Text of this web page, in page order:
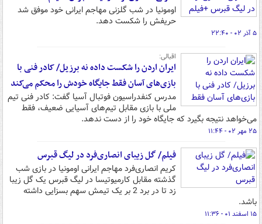
اومونیا در شب گلزنی مهاجم ایرانی خود موفق شد
حریفش را شکست دهد.
۵ آذر ۰۲ - ۲۲:۴۰
اقبالی:
ایران اردن را شکست داده نه برزیل/ کادر فنی با
بازی‌های آسان فقط جایگاه خودش را محکم می‌کند
مدرس کنفدراسیون فوتبال آسیا گفت: کادر فنی تیم
ملی با بازی‌ مقابل تیم‌های آسیایی ضعیف، فقط
می‌خواهد نتیجه بگیرد که جایگاه خود را از دست ندهد.
۲۵ مهر ۰۲ - ۱۱:۴۴
فیلم/ گل زیبای انصاری‌فرد در لیگ قبرس
کریم انصاری‌فرد مهاجم ایرانی اومونیا در بازی شب
گذشته مقابل کارمیوتیسا در لیگ قبرس یک گل زیبا
زد تا در برد 2 بر یک تیمش سهم بسزایی داشته
باشد.
۱۵ اسفند ۰۱ - ۱۱:۳۶